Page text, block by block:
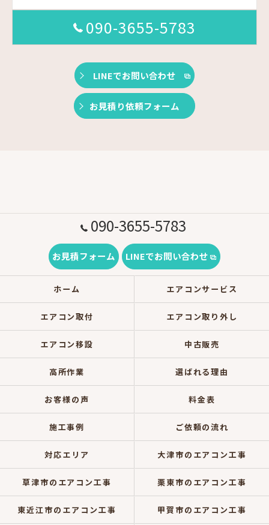
090-3655-5783
LINEでお問い合わせ
お見積り依頼フォーム
090-3655-5783
お見積フォーム LINEでお問い合わせ
ホーム エアコンサービス
エアコン取付 エアコン取り外し
エアコン移設 中古販売
高所作業 選ばれる理由
お客様の声 料金表
施工事例 ご依頼の流れ
対応エリア 大津市のエアコン工事
草津市のエアコン工事 栗東市のエアコン工事
東近江市のエアコン工事 甲賀市のエアコン工事